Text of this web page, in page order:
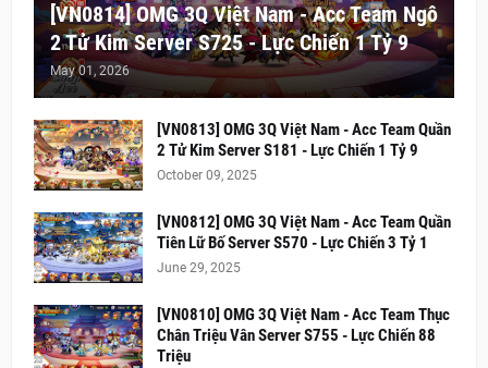
[VN0814] OMG 3Q Việt Nam - Acc Team Ngô
2 Tử Kim Server S725 - Lực Chiến 1 Tỷ 9
May 01, 2026
[VN0813] OMG 3Q Việt Nam - Acc Team Quần
2 Tử Kim Server S181 - Lực Chiến 1 Tỷ 9
October 09, 2025
[VN0812] OMG 3Q Việt Nam - Acc Team Quần
Tiên Lữ Bố Server S570 - Lực Chiến 3 Tỷ 1
June 29, 2025
[VN0810] OMG 3Q Việt Nam - Acc Team Thục
Chân Triệu Vân Server S755 - Lực Chiến 88
Triệu